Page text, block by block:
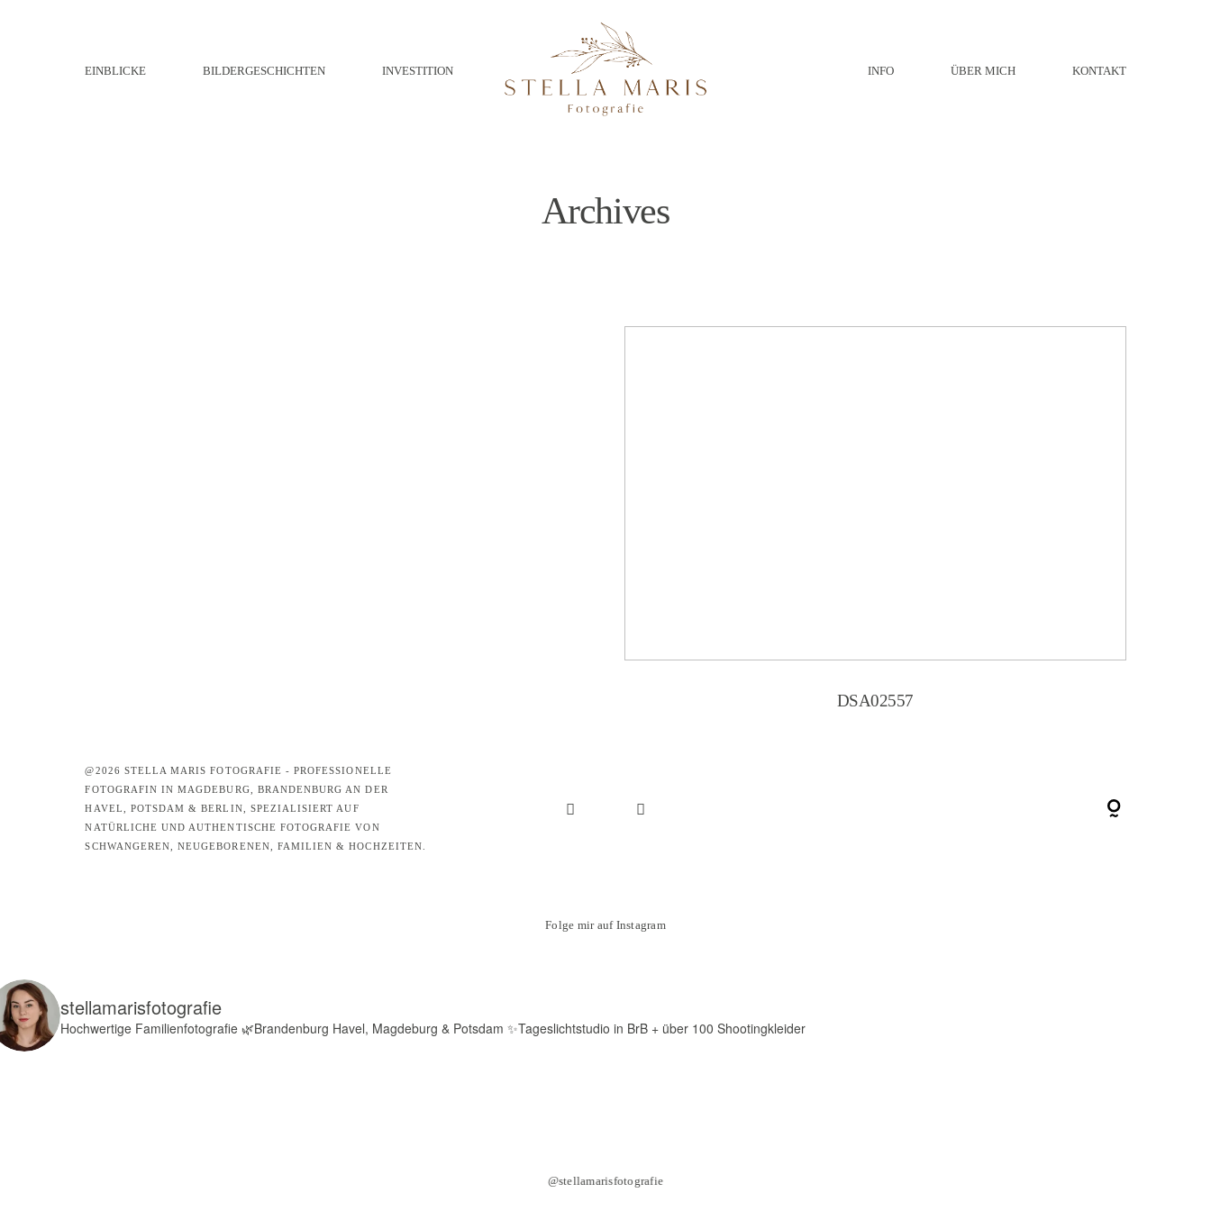
EINBLICKE BILDERGESCHICHTEN INVESTITION INFO ÜBER MICH KONTAKT
Archives
DSA02557
@2026 STELLA MARIS FOTOGRAFIE - PROFESSIONELLE
FOTOGRAFIN IN MAGDEBURG, BRANDENBURG AN DER
HAVEL, POTSDAM & BERLIN, SPEZIALISIERT AUF
NATÜRLICHE UND AUTHENTISCHE FOTOGRAFIE VON
SCHWANGEREN, NEUGEBORENEN, FAMILIEN & HOCHZEITEN.
Folge mir auf Instagram
@stellamarisfotografie
stellamarisfotografie
Hochwertige Familienfotografie🌿Brandenburg Havel, Magdeburg & Potsdam ✨Tageslichtstudio in BrB + über 100 Shootingkleider